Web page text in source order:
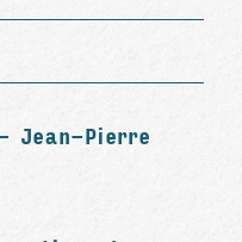
Jean-Pierre